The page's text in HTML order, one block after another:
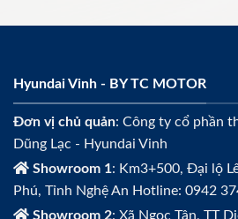
Hyundai Vinh - BY TC MOTOR
Đơn vị chủ quản: Công ty cổ phần
Dũng Lạc - Hyundai Vinh
Showroom 1: Km3+500, Đại lộ
Phú, Tỉnh Nghệ An Hotline: 0942
Showroom 2: Xã Ngọc Tân, TT